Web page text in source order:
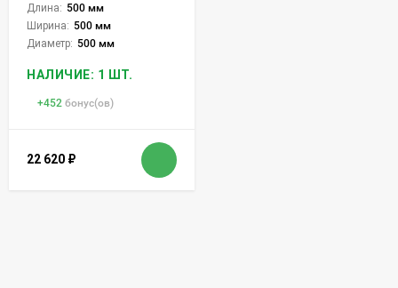
Длина: 500 мм
Ширина: 500 мм
Диаметр: 500 мм
НАЛИЧИЕ: 1 ШТ.
+452 бонус(ов)
22 620 ₽